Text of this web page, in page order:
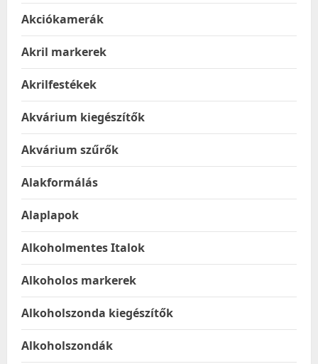
Akciókamerák
Akril markerek
Akrilfestékek
Akvárium kiegészítők
Akvárium szűrők
Alakformálás
Alaplapok
Alkoholmentes Italok
Alkoholos markerek
Alkoholszonda kiegészítők
Alkoholszondák